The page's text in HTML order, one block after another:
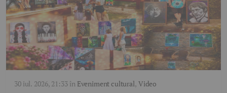
30 iul. 2026, 21:33în Eveniment cultural, Video